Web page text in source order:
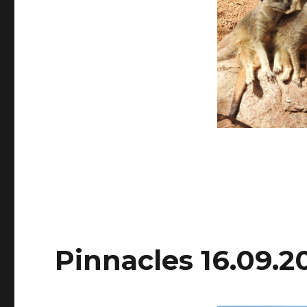
Pinnacles